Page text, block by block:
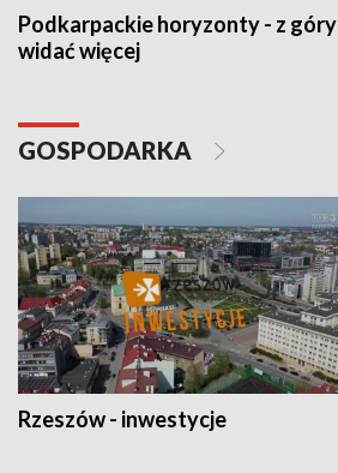
Podkarpackie horyzonty - z góry
widać więcej
GOSPODARKA
Rzeszów - inwestycje